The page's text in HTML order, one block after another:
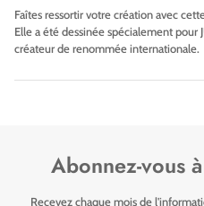
Faîtes ressortir votre création avec
Elle a été dessinée spécialement pour
créateur de renommée internationale.
Abonnez-vous
Recevez chaque mois de